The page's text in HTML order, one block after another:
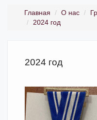
Главная О нас
2024 год
2024 год